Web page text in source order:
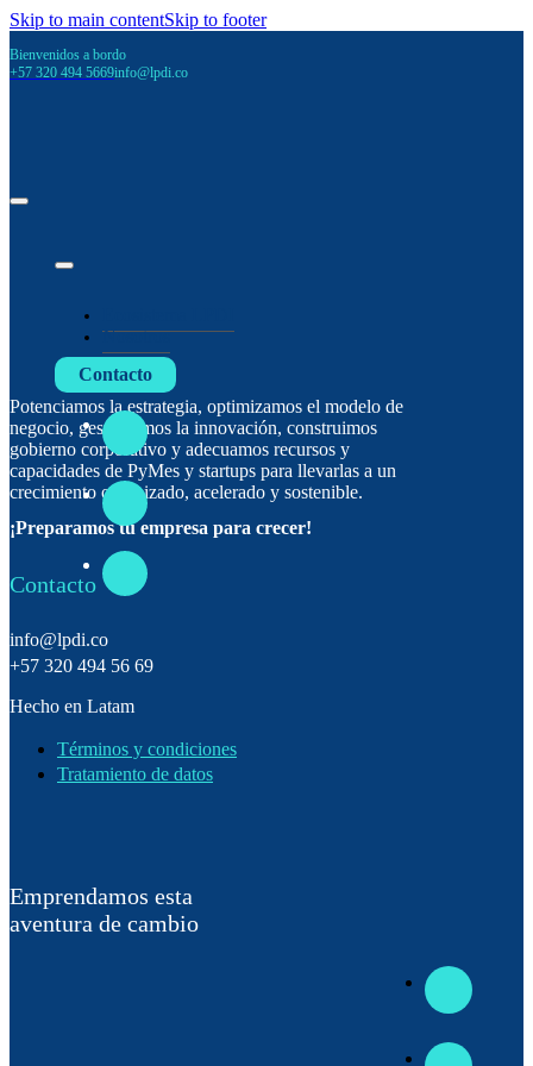
Skip to main contentSkip to footer
Bienvenidos a bordo
+57 320 494 5669info@lpdi.co
Nosotros
Contacto
Potenciamos la estrategia, optimizamos el modelo de
negocio, gestionamos la innovación, construimos
gobierno corporativo y adecuamos recursos y
capacidades de PyMes y startups para llevarlas a un
crecimiento organizado, acelerado y sostenible.
¡Preparamos tu empresa para crecer!
Contacto
info@lpdi.co
+57 320 494 56 69
Hecho en Latam
Términos y condiciones
Tratamiento de datos
Emprendamos esta
aventura de cambio